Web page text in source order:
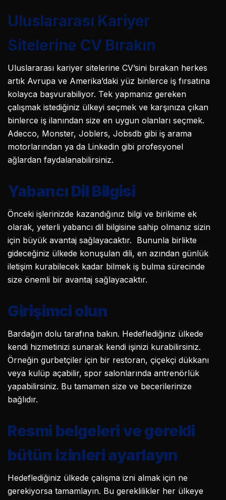
Uluslararası Kariyer
Sitelerine CV Bırakın
Uluslararası kariyer sitelerine CV’sini bırakan herkes
artık Avrupa ve Amerika’daki yüz binlerce iş fırsatına
kolayca başvurabiliyor. Tek yapmanız gereken
çalışmak istediğiniz ülkeyi seçmek ve karşınıza çıkan
binlerce iş ilanından size en uygun olanları seçmek.
Adecco, Monster, Joblers, Jobsdb gibi iş arama
motorlarından ya da Linkedin gibi profesyonel
ağlardan faydalanabilirsiniz.
Yabancı Dil Bilgisi
Önceki işlerinizde kazandığınız bilgi ve birikime ek
olarak, yeterli yabancı dil bilgisine sahip olmanız sizin
için büyük avantaj sağlayacaktır. Bununla birlikte
gideceğiniz ülkede konuşulan dili, en azından günlük
iletişim kurabilecek kadar bilmek iş bulma sürecinde
size önemli bir avantaj sağlayacaktır.
Girişimci olun
Bardağın dolu tarafına bakın. Hedeflediğiniz ülkede
kendi hizmetinizi sunarak kendi işinizi kurabilirsiniz.
Örneğin gurbetçiler için bir restoran, çiçekçi dükkanı
veya kulüp açabilir, spor salonlarında antrenörlük
yapabilirsiniz. Bu tamamen size ve becerilerinize
bağlıdır.
Resmi belgeleri ve gerekli
bütün izinleri ayarlayın
Hedeflediğiniz ülkede çalışma izni almak için ne
gerekiyorsa tamamlayın. Bu gereklilikler her ülkeye